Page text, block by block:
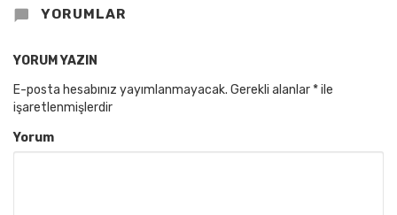
YORUMLAR
YORUM YAZIN
E-posta hesabınız yayımlanmayacak. Gerekli alanlar *ile
işaretlenmişlerdir
Yorum